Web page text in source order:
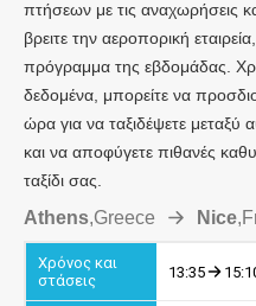
πτήσεων με τις αναχωρήσεις
βρειτε την αεροπορική
πρόγραμμα της εβδομάδας.
δεδομένα, μπορείτε να
ώρα για να ταξιδέψετε
και να αποφύγετε πιθανές
ταξίδι σας.
Athens,Greece Nice,
13:35